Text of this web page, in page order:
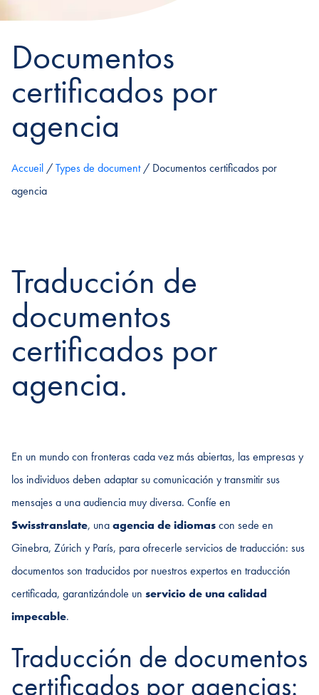
Documentos
certificados por
agencia
Accueil /Types de document/ Documentos certificados por
agencia
Traducción de
documentos
certificados por
agencia.
En un mundo con fronteras cada vez más abiertas, las empresas y
los individuos deben adaptar su comunicación y transmitir sus
mensajes a una audiencia muy diversa. Confíe en
Swisstranslate, unaagencia de idiomascon sede en
Ginebra, Zúrich y París, para ofrecerle servicios de traducción: sus
documentos son traducidos por nuestros expertos en traducción
certificada, garantizándole un servicio de una calidad
impecable.
Traducción de documentos
certificados por agencias: